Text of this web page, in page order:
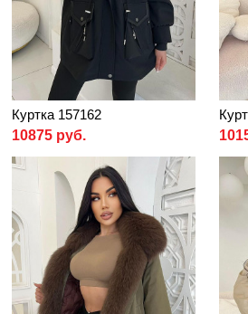
Куртка 157162
10875 руб.